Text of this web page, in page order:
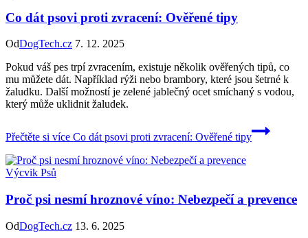
Co dát psovi proti zvracení: Ověřené tipy
OdDogTech.cz 7. 12. 2025
Pokud váš pes trpí zvracením, existuje několik ověřených tipů, co
mu můžete dát. Například rýži nebo brambory, které jsou šetrné k
žaludku. Další možností je zelené jablečný ocet smíchaný s vodou,
který může uklidnit žaludek.
Přečtěte si více Co dát psovi proti zvracení: Ověřené tipy
Výcvik Psů
Proč psi nesmí hroznové víno: Nebezpečí a prevence
OdDogTech.cz 13. 6. 2025